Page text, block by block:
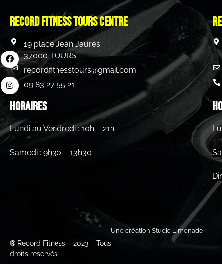
Record Fitness Tours centre
19 place Jean Jaurès
37000 TOURS
recordfitnesstours@gmail.com
09 83 27 55 21
HORAIRES
Lundi au Vendredi : 10h – 21h
Samedi : 9h30 – 13h30
® Record Fitness – 2023 – Tous
droits réservés
Une création Studio Limonade